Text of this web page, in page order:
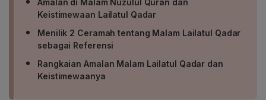
Amalan di Malam Nuzulul Quran dan
Keistimewaan Lailatul Qadar
Menilik 2 Ceramah tentang Malam Lailatul Qadar
sebagai Referensi
Rangkaian Amalan Malam Lailatul Qadar dan
Keistimewaanya